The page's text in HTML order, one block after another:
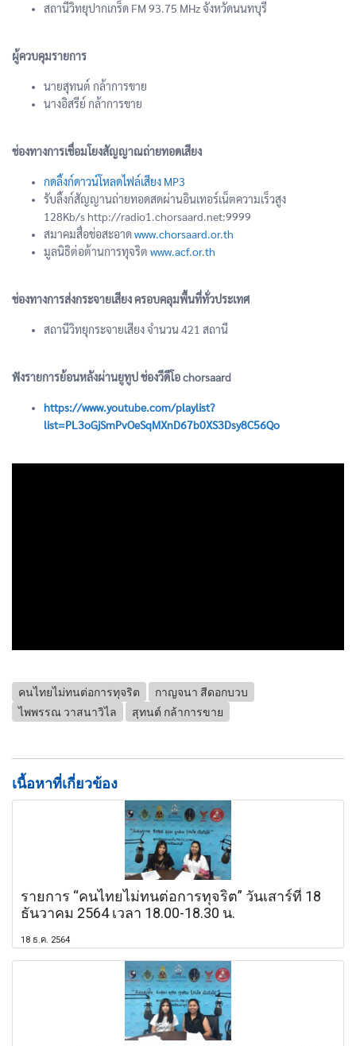
สถานีวิทยุปากเกร็ด FM 93.75 MHz จังหวัดนนทบุรี
ผู้ควบคุมรายการ
นายสุทนต์ กล้าการขาย
นางอิสรีย์ กล้าการขาย
ช่องทางการเชื่อมโยงสัญญาณถ่ายทอดเสียง
กดลิ้งก์ดาวน์โหลดไฟล์เสียง MP3
รับลิ้งก์สัญญานถ่ายทอดสดผ่านอินเทอร์เน็ตความเร็วสูง
128Kb/s http://radio1.chorsaard.net:9999
สมาคมสื่อช่อสะอาดwww.chorsaard.or.th
มูลนิธิต่อต้านการทุจริต www.acf.or.th
ช่องทางการส่งกระจายเสียง ครอบคลุมพื้นที่ทั่วประเทศ
สถานีวิทยุกระจายเสียง จำนวน 421 สถานี
ฟังรายการย้อนหลังผ่านยูทูป ช่องวีดีโอ chorsaard
https://www.youtube.com/playlist?
list=PL3oGjSmPvOeSqMXnD67b0XS3Dsy8C56Qo
คนไทยไม่ทนต่อการทุจริต
กาญจนา สีดอกบวบ
ไพพรรณ วาสนาวิไล
สุทนต์ กล้าการขาย
เนื้อหาที่เกี่ยวข้อง
รายการ “คนไทยไม่ทนต่อการทุจริต” วันเสาร์ที่ 18
ธันวาคม 2564 เวลา 18.00-18.30 น.
18 ธ.ค. 2564